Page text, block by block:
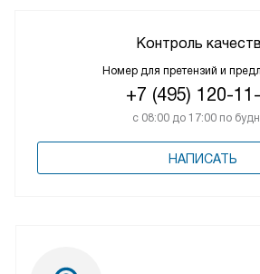
Контроль
Номер для претензий и
+7 (495) 120-
с 08:00 до 17:00 по
НАПИСАТЬ